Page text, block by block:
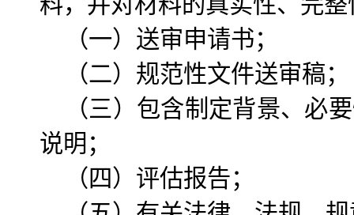
（一）送审申请书；
（二）规范性文件送审稿；
（三）包含制定背景、必
说明；
（四）评估报告；